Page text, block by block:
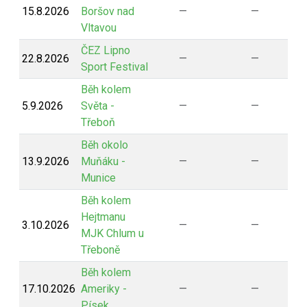
15.8.2026
Boršov nad
Vltavou
— —
22.8.2026
ČEZ Lipno
Sport Festival
— —
5.9.2026
Běh kolem
Světa -
Třeboň
— —
13.9.2026
Běh okolo
Muňáku -
Munice
— —
3.10.2026
Běh kolem
Hejtmanu
MJK Chlum u
Třeboně
— —
17.10.2026
Běh kolem
Ameriky -
— —